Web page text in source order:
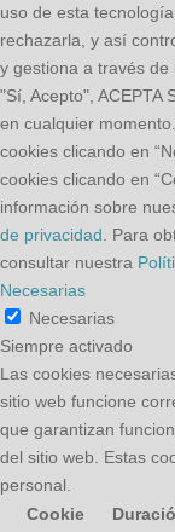
uso de esta
rechazarla, y así
y gestiona a través de
"Sí, Acepto", ACEPTA
en cualquier
cookies clicando en
cookies clicando en
información sobre
de privacidad . Para
consultar nuestra
Necesarias
Necesarias
Siempre activado
Las cookies
sitio web funcione
que garantizan
del sitio web. Estas
personal.
Cookie